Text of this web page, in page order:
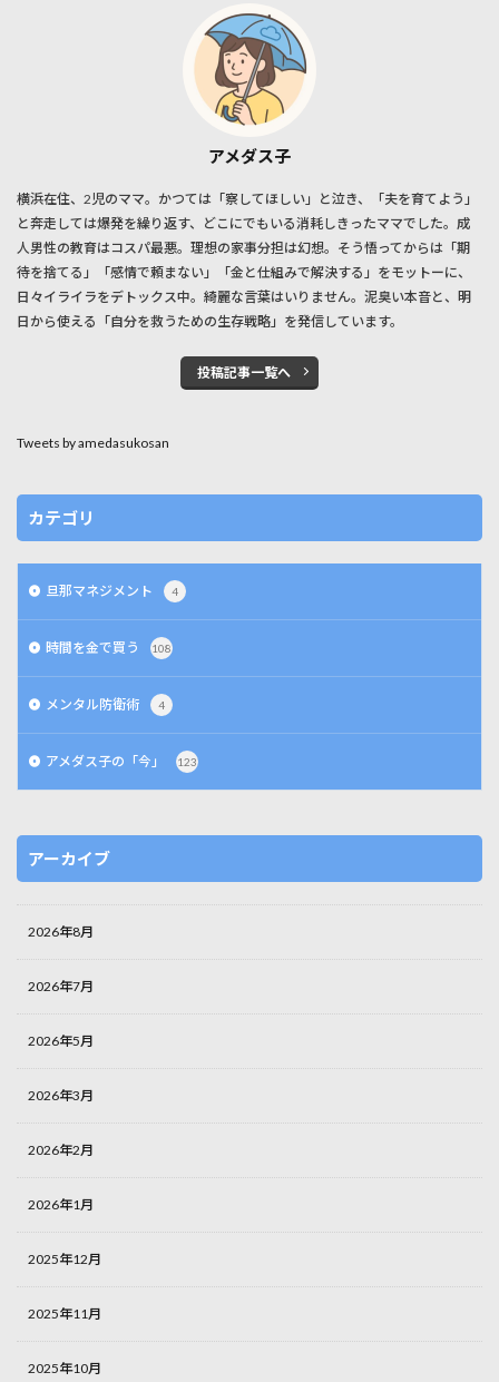
アメダス子
横浜在住、2児のママ。かつては「察してほしい」と泣き、「夫を育てよう」
と奔走しては爆発を繰り返す、どこにでもいる消耗しきったママでした。成
人男性の教育はコスパ最悪。理想の家事分担は幻想。そう悟ってからは「期
待を捨てる」「感情で頼まない」「金と仕組みで解決する」をモットーに、
日々イライラをデトックス中。綺麗な言葉はいりません。泥臭い本音と、明
日から使える「自分を救うための生存戦略」を発信しています。
投稿記事一覧へ
Tweets by amedasukosan
カテゴリ
旦那マネジメント 4
時間を金で買う 108
メンタル防衛術 4
アメダス子の「今」 123
アーカイブ
2026年8月
2026年7月
2026年5月
2026年3月
2026年2月
2026年1月
2025年12月
2025年11月
2025年10月